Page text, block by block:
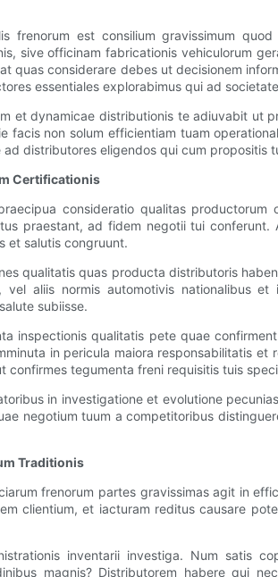
frenorum est consilium gravissimum
sive officinam fabricationis vehiculorum
quas considerare debes ut decisionem
essentiales explorabimus qui ad
et dynamicae distributionis te adiuvabit ut
facis non solum efficientiam tuam
distributores eligendos qui cum propositis
Certificationis
consideratio qualitas
praestant, ad fidem negotii tui
et salutis congruunt.
qualitatis quas producta distributoris
vel aliis normis automotivis nationalibus
subiisse.
inspectionis qualitatis pete quae
in pericula maiora responsabilitatis
tegumenta freni requisitis tuis
in investigatione et evolutione
negotium tuum a competitoribus
Traditionis
frenorum partes gravissimas agit in
clientium, et iacturam reditus causare
inventarii investiga. Num satis
magnis? Distributorem habere qui